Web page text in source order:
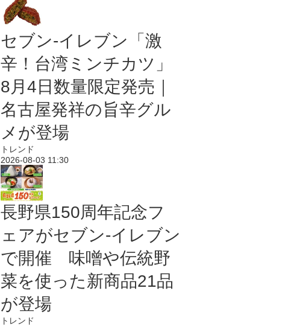
セブン-イレブン「激
辛！台湾ミンチカツ」
8月4日数量限定発売｜
名古屋発祥の旨辛グル
メが登場
トレンド
2026-08-03 11:30
長野県150周年記念フ
ェアがセブン-イレブン
で開催 味噌や伝統野
菜を使った新商品21品
が登場
トレンド